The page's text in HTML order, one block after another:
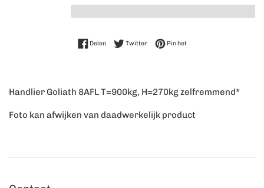
DelenDelen op Facebook
TwitterTwitteren op Twitter
Pin hetPinnen op Pinterest
Handlier Goliath 8AFL T=900kg, H=270kg zelfremmend*
Foto kan afwijken van daadwerkelijk product